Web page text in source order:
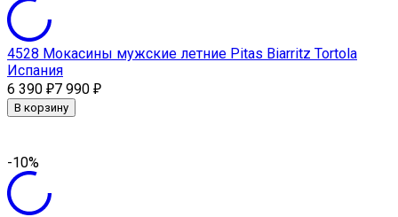
4528 Мокасины мужские летние Pitas Biarritz Tortola
Испания
6 390 ₽7 990 ₽
В корзину
-10%